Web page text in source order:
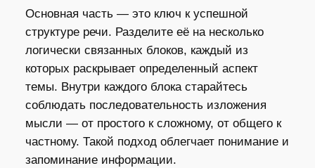
Основная часть — это ключ к успешной
структуре речи. Разделите её на несколько
логически связанных блоков, каждый из
которых раскрывает определенный аспект
темы. Внутри каждого блока старайтесь
соблюдать последовательность изложения
мысли — от простого к сложному, от общего к
частному. Такой подход облегчает понимание и
запоминание информации.